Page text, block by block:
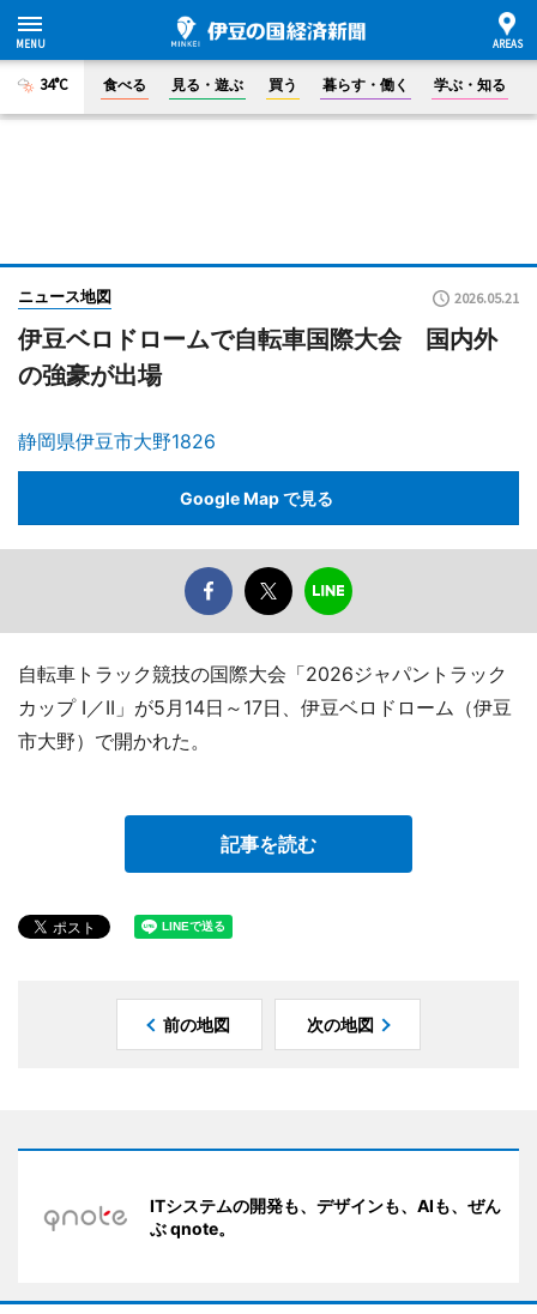
34°C 食べる 見る・遊ぶ 買う 暮らす・働く 学ぶ・知る
ニュース地図 2026.05.21
伊豆ベロドロームで自転車国際大会 国内外
の強豪が出場
静岡県伊豆市大野1826
Google Map で見る
自転車トラック競技の国際大会「2026ジャパントラック
カップ I／II」が5月14日～17日、伊豆ベロドローム（伊豆
市大野）で開かれた。
記事を読む
前の地図 次の地図
ITシステムの開発も、デザインも、AIも、ぜん
ぶ qnote。